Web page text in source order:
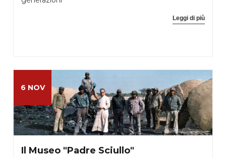
Leggi di più
6 NOV
Il Museo "Padre Sciullo"